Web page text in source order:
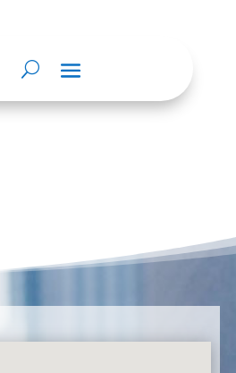
que les aplique de